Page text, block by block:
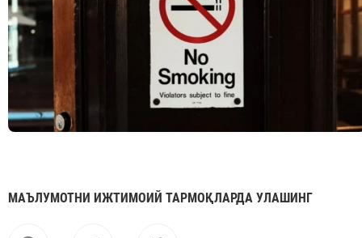
МАЪЛУМОТНИ ИЖТИМОИЙ ТАРМОҚЛАРДА УЛАШИНГ